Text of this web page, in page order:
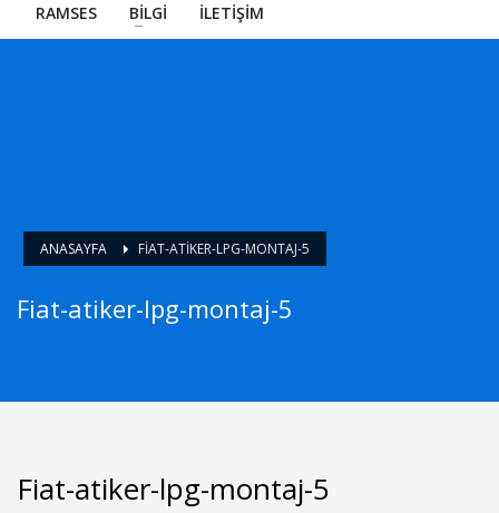
RAMSES
BİLGİ İLETİŞİM
ANASAYFA FIAT-ATIKER-LPG-MONTAJ-5
Fiat-atiker-lpg-montaj-5
Fiat-atiker-lpg-montaj-5